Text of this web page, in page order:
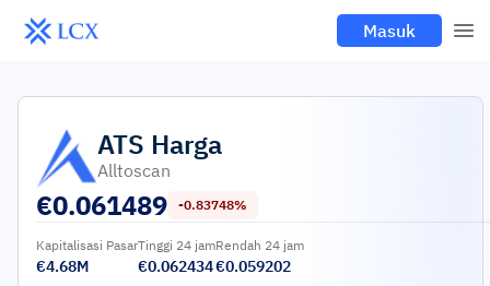
Masuk
ATS Harga
Alltoscan
€0.061489 -0.83748%
Kapitalisasi Pasar
€4.68M
Tinggi 24 jam
€0.062434
Rendah 24 jam
€0.059202